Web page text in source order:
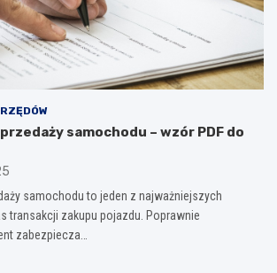
samochodu – wzór PDF do
samochodu to jeden z najważniejszych
transakcji zakupu pojazdu. Poprawnie
zabezpiecza…